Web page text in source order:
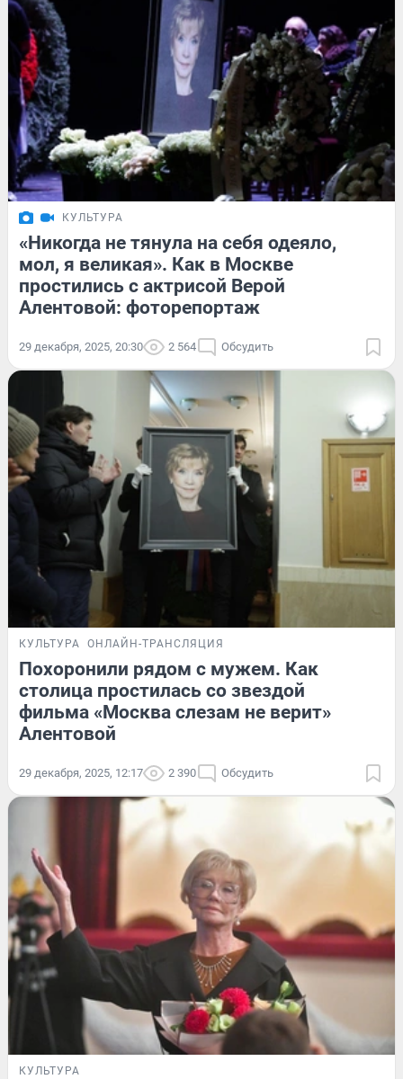
КУЛЬТУРА
«Никогда не тянула на себя одеяло,
мол, я великая». Как в Москве
простились с актрисой Верой
Алентовой: фоторепортаж
29 декабря, 2025, 20:30 2 564 Обсудить
КУЛЬТУРА ОНЛАЙН-ТРАНСЛЯЦИЯ
Похоронили рядом с мужем. Как
столица простилась со звездой
фильма «Москва слезам не верит»
Алентовой
29 декабря, 2025, 12:17 2 390 Обсудить
КУЛЬТУРА